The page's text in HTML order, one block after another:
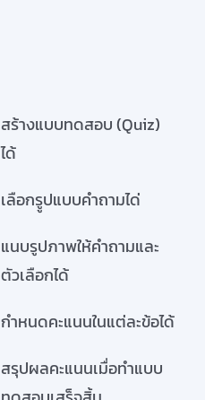
สร้างแบบทดสอบ (Quiz)
ได้
เลือกรููปแบบคำถามได่
แนบรูปภาพให้คำถามและ
ตัวเลือกได้
กำหนดคะแนนในแต่ละข้อได้
สรุปผลคะแนนเมื่อทำแบบ